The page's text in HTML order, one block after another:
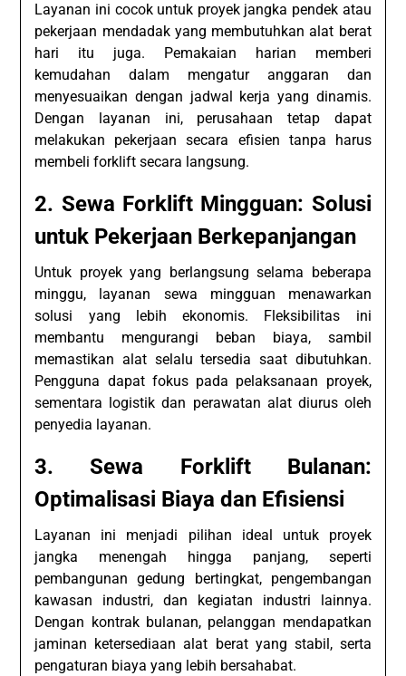
Layanan ini cocok untuk proyek jangka pendek atau
pekerjaan mendadak yang membutuhkan alat berat
hari itu juga. Pemakaian harian memberi
kemudahan dalam mengatur anggaran dan
menyesuaikan dengan jadwal kerja yang dinamis.
Dengan layanan ini, perusahaan tetap dapat
melakukan pekerjaan secara efisien tanpa harus
membeli forklift secara langsung.
2. Sewa Forklift Mingguan: Solusi
untuk Pekerjaan Berkepanjangan
Untuk proyek yang berlangsung selama beberapa
minggu, layanan sewa mingguan menawarkan
solusi yang lebih ekonomis. Fleksibilitas ini
membantu mengurangi beban biaya, sambil
memastikan alat selalu tersedia saat dibutuhkan.
Pengguna dapat fokus pada pelaksanaan proyek,
sementara logistik dan perawatan alat diurus oleh
penyedia layanan.
3. Sewa Forklift Bulanan:
Optimalisasi Biaya dan Efisiensi
Layanan ini menjadi pilihan ideal untuk proyek
jangka menengah hingga panjang, seperti
pembangunan gedung bertingkat, pengembangan
kawasan industri, dan kegiatan industri lainnya.
Dengan kontrak bulanan, pelanggan mendapatkan
jaminan ketersediaan alat berat yang stabil, serta
pengaturan biaya yang lebih bersahabat.